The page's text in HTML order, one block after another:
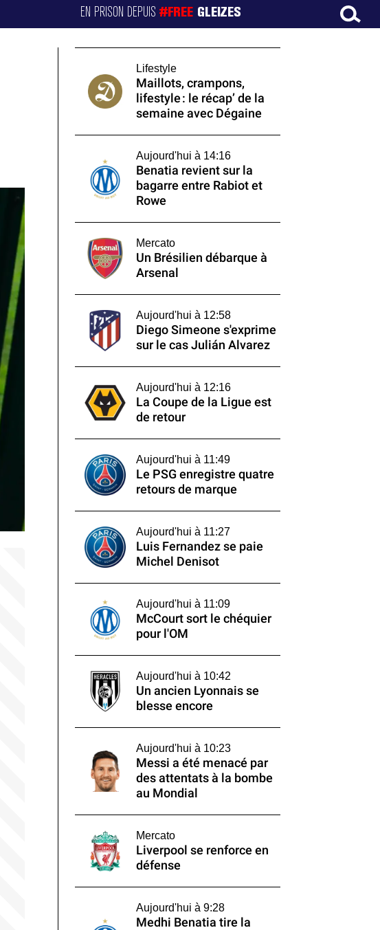
EN PRISON DEPUIS#FREE GLEIZES
Lifestyle
Maillots, crampons,
lifestyle : le récap’ de la
semaine avec Dégaine
Aujourd'hui à 14:16
Benatia revient sur la
bagarre entre Rabiot et
Rowe
Mercato
Un Brésilien débarque à
Arsenal
Aujourd'hui à 12:58
Diego Simeone s'exprime
sur le cas Julián Alvarez
Aujourd'hui à 12:16
La Coupe de la Ligue est
de retour
Aujourd'hui à 11:49
Le PSG enregistre quatre
retours de marque
Aujourd'hui à 11:27
Luis Fernandez se paie
Michel Denisot
Aujourd'hui à 11:09
McCourt sort le chéquier
pour l'OM
Aujourd'hui à 10:42
Un ancien Lyonnais se
blesse encore
Aujourd'hui à 10:23
Messi a été menacé par
des attentats à la bombe
au Mondial
Mercato
Liverpool se renforce en
défense
Aujourd'hui à 9:28
Medhi Benatia tire la